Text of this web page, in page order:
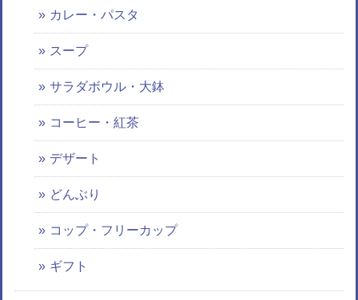
カレー・パスタ
スープ
サラダボウル・大鉢
コーヒー・紅茶
デザート
どんぶり
コップ・フリーカップ
ギフト